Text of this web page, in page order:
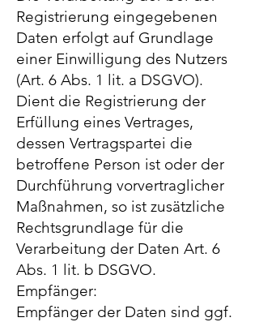
Registrierung eingegebenen
Daten erfolgt auf Grundlage
einer Einwilligung des Nutzers
(Art. 6 Abs. 1 lit. a DSGVO).
Dient die Registrierung der
Erfüllung eines Vertrages,
dessen Vertragspartei die
betroffene Person ist oder der
Durchführung vorvertraglicher
Maßnahmen, so ist zusätzliche
Rechtsgrundlage für die
Verarbeitung der Daten Art. 6
Abs. 1 lit. b DSGVO.
Empfänger:
Empfänger der Daten sind ggf.